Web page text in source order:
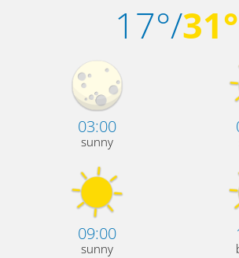
17°/31°
03:00
sunny
09:00
sunny